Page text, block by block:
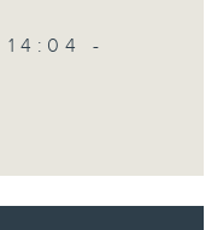
14:04 -